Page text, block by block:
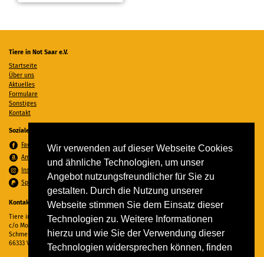
Wir verwenden auf dieser Webseite Cookies
und ähnliche Technologien, um unser
Angebot nutzungsfreundlicher für Sie zu
gestalten. Durch die Nutzung unserer
Webseite stimmen Sie dem Einsatz dieser
Technologien zu. Weitere Informationen
hierzu und wie Sie der Verwendung dieser
Technologien widersprechen können, finden
Tiere in Not Saar e.V.
Startseite
Über uns
Aktuelles
Formulare
Sonstiges
Kontakt
Soziale Medien
Facebook
Amazon Wunschzettel
Instagram
Spenden per PayPal
Kontakt
Tiere in Not Saar e.V.
c/o Monika Ewen
Schmelzer Straße 22
66333 Völklingen